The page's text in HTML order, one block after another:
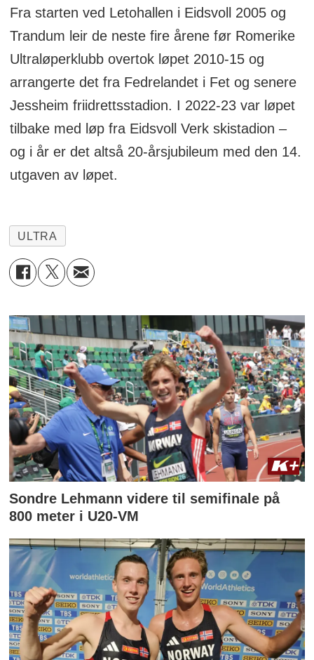
Fra starten ved Letohallen i Eidsvoll 2005 og
Trandum leir de neste fire årene før Romerike
Ultraløperklubb overtok løpet 2010-15 og
arrangerte det fra Fedrelandet i Fet og senere
Jessheim friidrettsstadion. I 2022-23 var løpet
tilbake med løp fra Eidsvoll Verk skistadion –
og i år er det altså 20-årsjubileum med den 14.
utgaven av løpet.
ULTRA
Sondre Lehmann videre til semifinale på
800 meter i U20-VM